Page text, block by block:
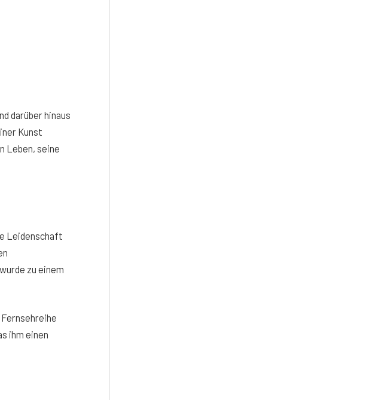
darüber hinaus
Kunst
Leben, seine
Leidenschaft
zu einem
ihm einen